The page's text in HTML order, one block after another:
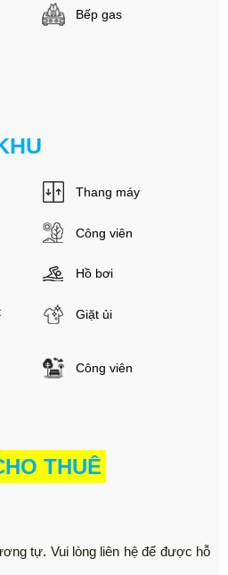
Bếp gas
Thang máy
Công viên
Hồ bơi
Giặt ủi
Công viên
THUÊ
tự. Vui lòng liên hệ để được hỗ